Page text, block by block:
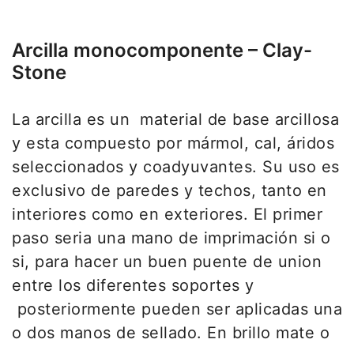
Arcilla monocomponente – Clay-
Stone
La arcilla es un material de base arcillosa
y esta compuesto por mármol, cal, áridos
seleccionados y coadyuvantes. Su uso es
exclusivo de paredes y techos, tanto en
interiores como en exteriores. El primer
paso seria una mano de imprimación si o
si, para hacer un buen puente de union
entre los diferentes soportes y
posteriormente pueden ser aplicadas una
o dos manos de sellado. En brillo mate o